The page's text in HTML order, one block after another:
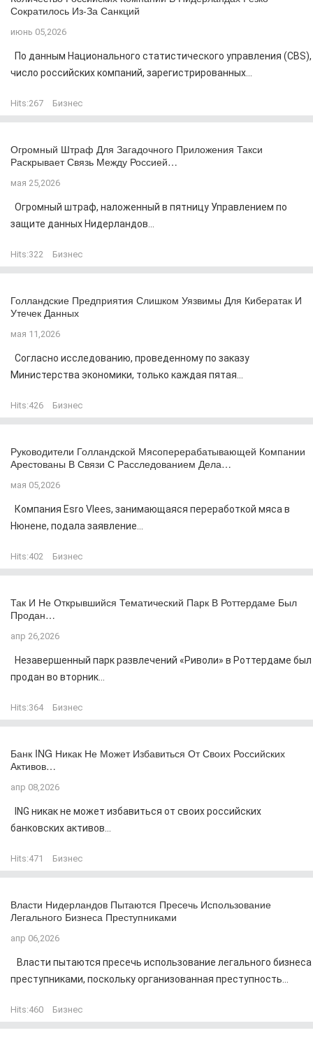
Сократилось Из-За Санкций
июнь 05,2026
По данным Национального статистического управления (CBS),
число российских компаний, зарегистрированных...
Hits:267 Бизнес
Огромный Штраф Для Загадочного Приложения Такси
Раскрывает Связь Между Россией…
мая 25,2026
Огромный штраф, наложенный в пятницу Управлением по
защите данных Нидерландов...
Hits:322 Бизнес
Голландские Предприятия Слишком Уязвимы Для Кибератак И
Утечек Данных
мая 11,2026
Согласно исследованию, проведенному по заказу
Министерства экономики, только каждая пятая...
Hits:426 Бизнес
Руководители Голландской Мясоперерабатывающей Компании
Арестованы В Связи С Расследованием Дела…
мая 05,2026
Компания Esro Vlees, занимающаяся переработкой мяса в
Нюнене, подала заявление...
Hits:402 Бизнес
Так И Не Открывшийся Тематический Парк В Роттердаме Был
Продан…
апр 26,2026
Незавершенный парк развлечений «Риволи» в Роттердаме был
продан во вторник...
Hits:364 Бизнес
Банк ING Никак Не Может Избавиться От Своих Российских
Активов…
апр 08,2026
ING никак не может избавиться от своих российских
банковских активов...
Hits:471 Бизнес
Власти Нидерландов Пытаются Пресечь Использование
Легального Бизнеса Преступниками
апр 06,2026
Власти пытаются пресечь использование легального бизнеса
преступниками, поскольку организованная преступность...
Hits:460 Бизнес